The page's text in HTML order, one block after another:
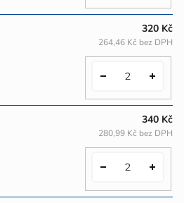
320 Kč
264,46 Kč bez DPH
340 Kč
280,99 Kč bez DPH